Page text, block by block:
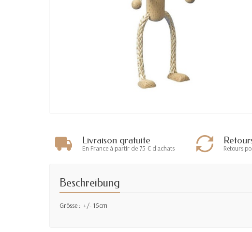
Livraison gratuite
En France à partir de 75 € d'achats Retours
Beschreibung
Grösse : +/- 15cm